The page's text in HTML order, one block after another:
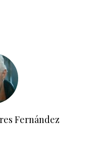
Fernández